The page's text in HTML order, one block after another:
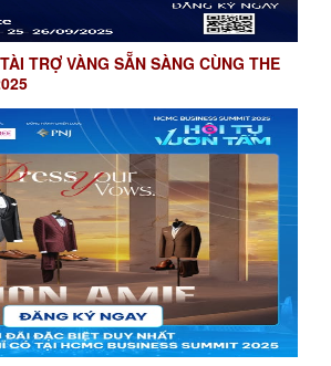
TRỢ VÀNG SẴN SÀNG CÙNG THE